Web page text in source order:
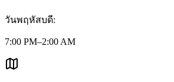
วันพฤหัสบดี:
7:00 PM–2:00 AM